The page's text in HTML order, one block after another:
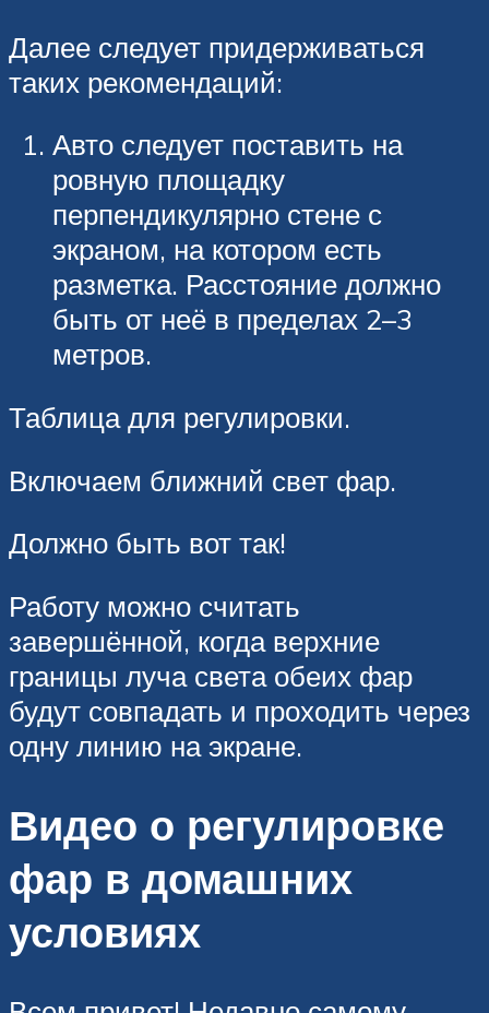
Далее следует придерживаться
таких рекомендаций:
Авто следует поставить на
ровную площадку
перпендикулярно стене с
экраном, на котором есть
разметка. Расстояние должно
быть от неё в пределах 2–3
метров.
Таблица для регулировки.
Включаем ближний свет фар.
Должно быть вот так!
Работу можно считать
завершённой, когда верхние
границы луча света обеих фар
будут совпадать и проходить через
одну линию на экране.
Видео о регулировке
фар в домашних
условиях